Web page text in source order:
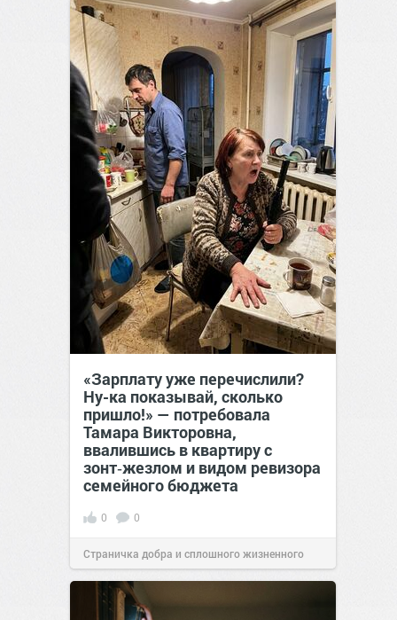
«Зарплату уже перечислили?
Ну-ка показывай, сколько
пришло!» — потребовала
Тамара Викторовна,
ввалившись в квартиру с
зонт‑жезлом и видом ревизора
семейного бюджета
0 0
Страничка добра и сплошного жизненного
позитива!17:38Вчера